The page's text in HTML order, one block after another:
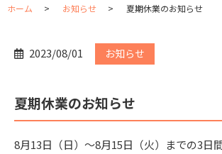
ホーム お知らせ 夏期休業のお知らせ
2023/08/01 お知らせ
夏期休業のお知らせ
8月13日（日）～8月15日（火）までの3日